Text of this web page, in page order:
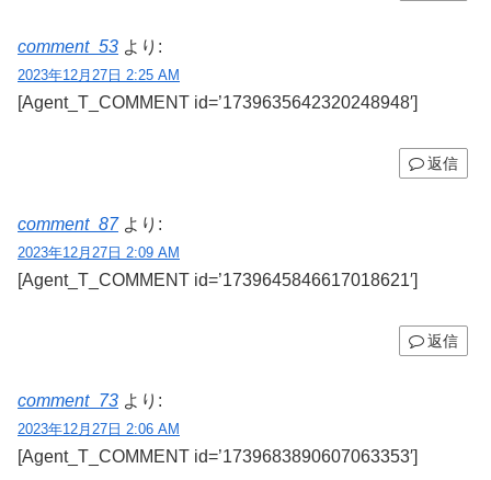
comment_53 より:
2023年12月27日 2:25 AM
[Agent_T_COMMENT id=’1739635642320248948′]
返信
comment_87 より:
2023年12月27日 2:09 AM
[Agent_T_COMMENT id=’1739645846617018621′]
返信
comment_73 より:
2023年12月27日 2:06 AM
[Agent_T_COMMENT id=’1739683890607063353′]